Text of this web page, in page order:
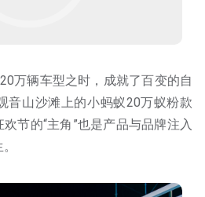
万辆车型之时，成就了百变的自
节的“主角”也是产品与品牌注入